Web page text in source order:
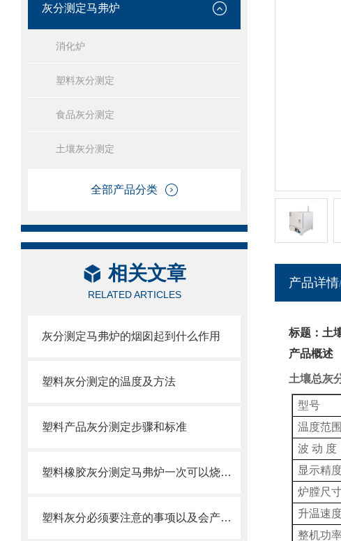
灰分测定马弗炉
消化炉
塑料灰分测定
食品灰分测定
土壤灰分测定
全部产品分类
相关文章
RELATED ARTICLES
灰分测定马弗炉的烟囱起到什么作用
塑料灰分测定的温度及方法
塑料产品灰分测定步骤和标准
塑料橡胶灰分测定马弗炉一次可以烧多少量
塑料灰分必须要注意的事项以及会产生的后果
产品详情
标题：土
产品概述
土壤总灰
型号
温度范围
波 动 度
显示精
炉膛尺
升温速
整机功